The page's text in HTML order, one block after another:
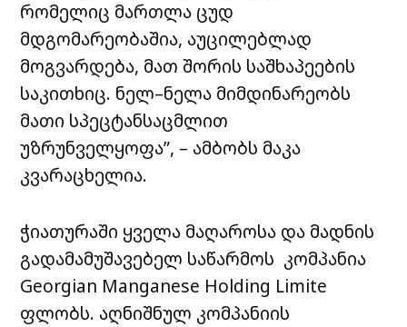
რომელიც მართლა ცუდ
მდგომარეობაშია, აუცილებლად
მოგვარდება, მათ შორის საშხაპეების
საკითხიც. ნელ–ნელა მიმდინარეობს
მათი სპეცტანსაცმლით
უზრუნველყოფა”, – ამბობს მაკა
კვარაცხელია.
ჭიათურაში ყველა მაღაროსა და მადნის
გადამამუშავებელ საწარმოს კომპანია
Georgian Manganese Holding Limite
ფლობს. აღნიშნულ კომპანიის